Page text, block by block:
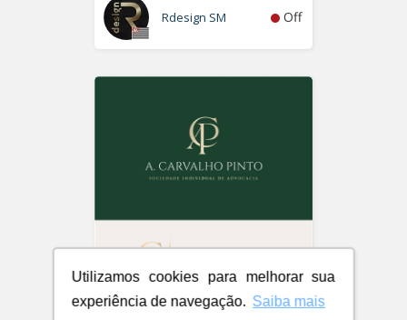
Utilizamos cookies para melhorar sua
experiência de navegação. Saiba mais
Rdesign SM Off
A. Carvalho Pinto Sociedade